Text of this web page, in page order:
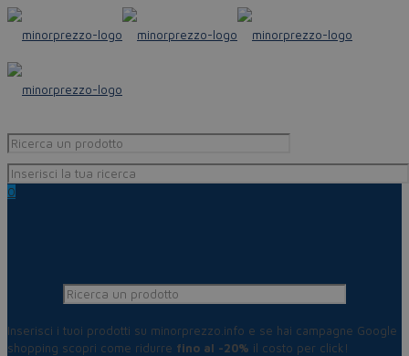
0
Inserisci i tuoi prodotti su minorprezzo.info e se hai campagne Google
shopping scopri come ridurre fino al -20% il costo per click!